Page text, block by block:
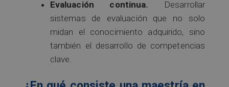
Evaluación continua.
Desarrollar
sistemas de evaluación que no solo
midan el conocimiento adquirido, sino
también el desarrollo de competencias
clave.